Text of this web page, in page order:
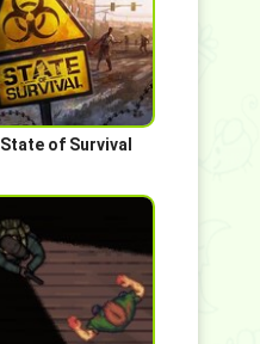
State of Survival